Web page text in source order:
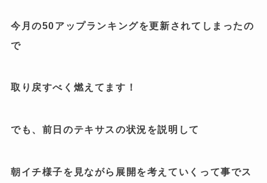
今月の50アップランキングを更新されてしまったの
で
取り戻すべく燃えてます！
でも、前日のテキサスの状況を説明して
朝イチ様子を見ながら展開を考えていくって事でス